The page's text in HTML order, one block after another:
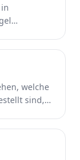
welche
sind,